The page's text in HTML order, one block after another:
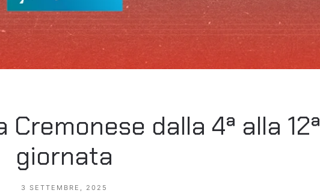
dalla 4ª alla 12ª
giornata
3 SETTEMBRE, 2025